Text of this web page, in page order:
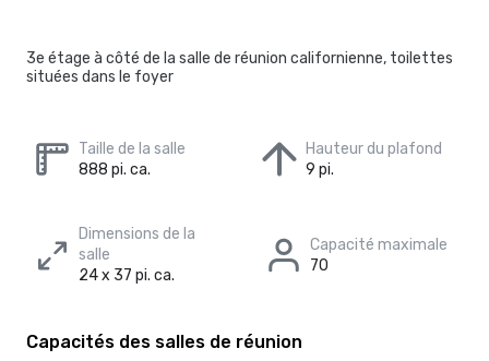
3e étage à côté de la salle de réunion californienne, toilettes
situées dans le foyer
Taille de la salle
888 pi. ca.
Hauteur du plafond
9 pi.
Dimensions de la
salle
24 x 37 pi. ca.
Capacité maximale
70
Capacités des salles de réunion